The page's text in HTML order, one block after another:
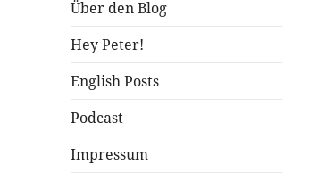
Über den Blog
Hey Peter!
English Posts
Podcast
Impressum